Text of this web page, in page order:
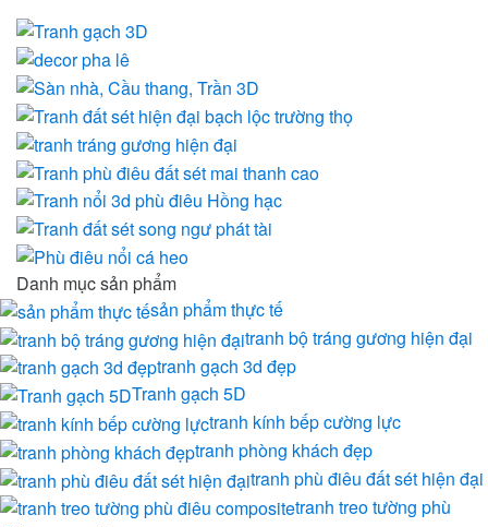
Danh mục sản phẩm
sản phẩm thực tế
tranh bộ tráng gương hiện đại
tranh gạch 3d đẹp
Tranh gạch 5D
tranh kính bếp cường lực
tranh phòng khách đẹp
tranh phù điêu đất sét hiện đại
tranh treo tường phù